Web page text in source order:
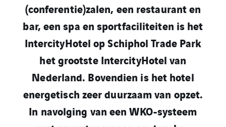
(conferentie)zalen, een restaurant en
bar, een spa en sportfaciliteiten is het
IntercityHotel op Schiphol Trade Park
het grootste IntercityHotel van
Nederland. Bovendien is het hotel
energetisch zeer duurzaam van opzet.
In navolging van een WKO-systeem